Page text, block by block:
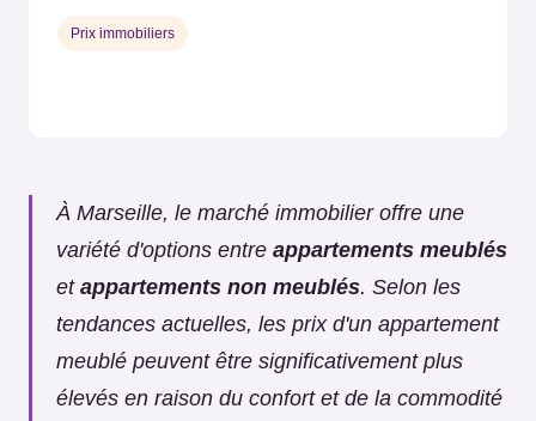
À Marseille, le marché immobilier offre une
variété d'options entre appartements meublés
et appartements non meublés. Selon les
tendances actuelles, les prix d'un appartement
meublé peuvent être significativement plus
élevés en raison du confort et de la commodité
Prix immobiliers